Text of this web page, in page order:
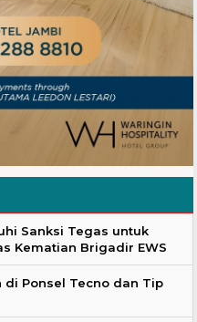
Sanksi Tegas untuk
Kematian Brigadir EWS
di Ponsel Tecno dan Tip